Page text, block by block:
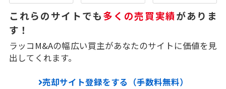
これらのサイトでも多くの売買実績がありま
す！
ラッコM&Aの幅広い買主があなたのサイトに価値を見
出してくれます。
売却サイト登録をする（手数料無料）